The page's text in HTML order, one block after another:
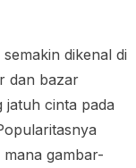
dikenal di
dan bazar
jatuh cinta pada
gambar-